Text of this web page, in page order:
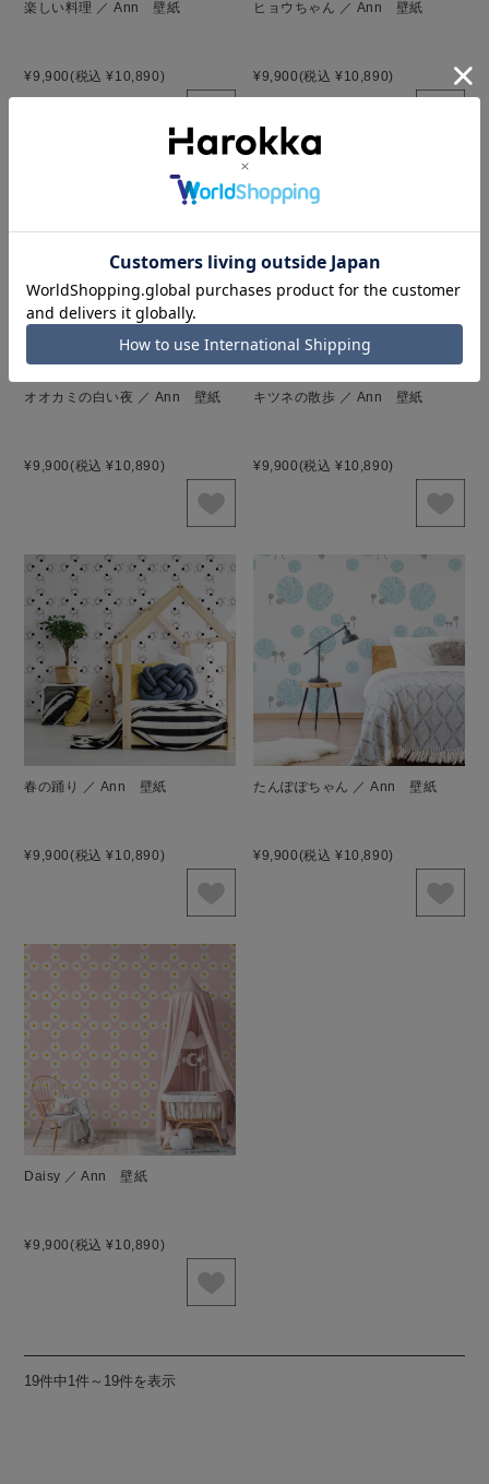
楽しい料理 ／ Ann 壁紙
¥9,900(税込 ¥10,890)
ヒョウちゃん ／ Ann 壁紙
¥9,900(税込 ¥10,890)
オオカミの白い夜 ／ Ann 壁紙
¥9,900(税込 ¥10,890)
キツネの散歩 ／ Ann 壁紙
¥9,900(税込 ¥10,890)
春の踊り ／ Ann 壁紙
¥9,900(税込 ¥10,890)
たんぽぽちゃん ／ Ann 壁紙
¥9,900(税込 ¥10,890)
Daisy ／ Ann 壁紙
¥9,900(税込 ¥10,890)
19件中1件～19件を表示